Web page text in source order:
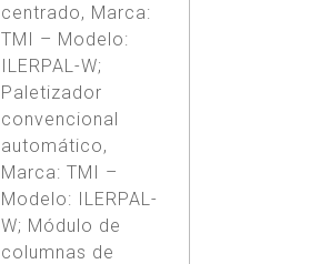
centrado, Marca:
TMI – Modelo:
ILERPAL-W;
Paletizador
convencional
automático,
Marca: TMI –
Modelo: ILERPAL-
W; Módulo de
columnas de